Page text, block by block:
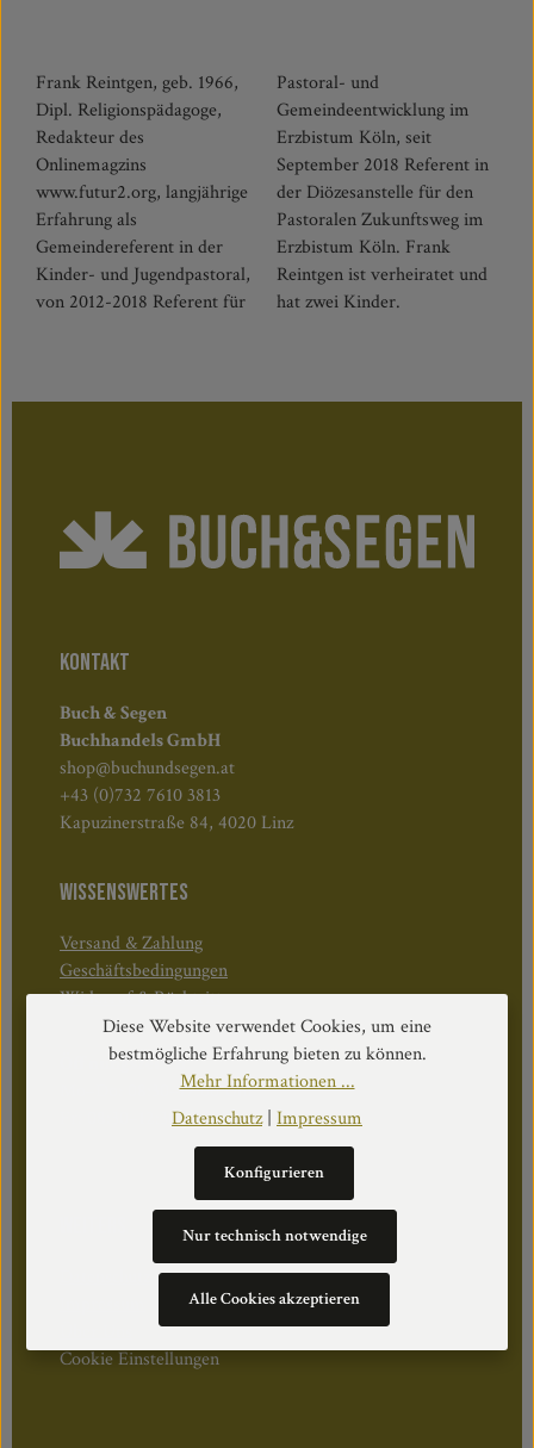
Frank Reintgen, geb. 1966,
Dipl. Religionspädagoge,
Redakteur des
Onlinemagzins
www.futur2.org, langjährige
Erfahrung als
Gemeindereferent in der
Kinder- und Jugendpastoral,
von 2012-2018 Referent für
Pastoral- und
Gemeindeentwicklung im
Erzbistum Köln, seit
September 2018 Referent in
der Diözesanstelle für den
Pastoralen Zukunftsweg im
Erzbistum Köln. Frank
Reintgen ist verheiratet und
hat zwei Kinder.
KONTAKT
Buch & Segen
Buchhandels GmbH
shop@buchundsegen.at
+43 (0)732 7610 3813
Kapuzinerstraße 84, 4020 Linz
WISSENSWERTES
Versand & Zahlung
Geschäftsbedingungen
Widerruf & Rücktritt
Öffnungszeiten:
Mo–Do: 08:30–17:00 Uhr
Fr: 08:30–12:30 Uhr
Cookie Einstellungen
Diese Website verwendet Cookies, um eine
bestmögliche Erfahrung bieten zu können.
Mehr Informationen ...
Datenschutz| Impressum
Nur technisch notwendige
Konfigurieren
Alle Cookies akzeptieren